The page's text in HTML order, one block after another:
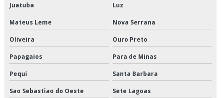
Empresa de transporte de alimentos congelados
Empresa de transporte de alimentos perecíveis
Empresa de transporte de carga refrigerada
Empresa de transporte de cargas fracionadas
Empresa de transporte de climatizados
Juatuba Luz
Mateus Leme Nova Serrana
Oliveira Ouro Preto
Papagaios Para de Minas
Pequi Santa Barbara
Sao Sebastiao do Oeste Sete Lagoas